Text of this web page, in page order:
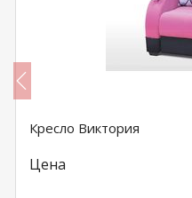
Кресло Виктория
Цена